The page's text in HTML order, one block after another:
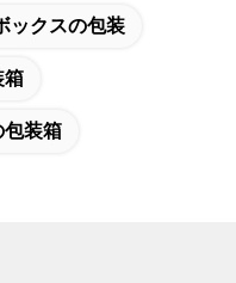
ックスの包装
箱
包装箱